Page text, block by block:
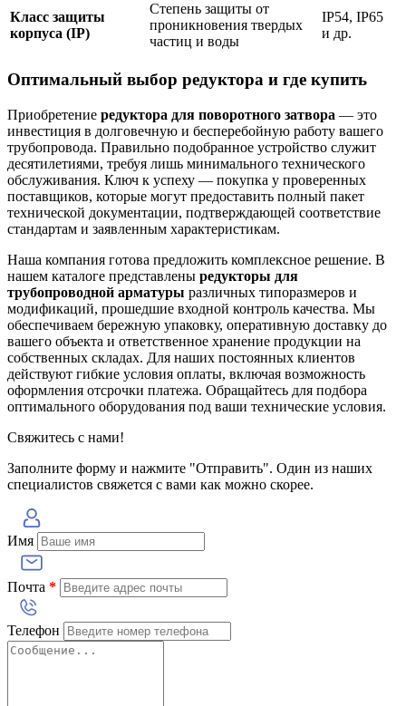
Класс защиты
корпуса (IP)
Степень защиты от
проникновения твердых
частиц и воды
IP54, IP65
и др.
Оптимальный выбор редуктора и где купить
Приобретение редуктора для поворотного затвора — это
инвестиция в долговечную и бесперебойную работу вашего
трубопровода. Правильно подобранное устройство служит
десятилетиями, требуя лишь минимального технического
обслуживания. Ключ к успеху — покупка у проверенных
поставщиков, которые могут предоставить полный пакет
технической документации, подтверждающей соответствие
стандартам и заявленным характеристикам.
Наша компания готова предложить комплексное решение. В
нашем каталоге представлены редукторы для
трубопроводной арматуры различных типоразмеров и
модификаций, прошедшие входной контроль качества. Мы
обеспечиваем бережную упаковку, оперативную доставку до
вашего объекта и ответственное хранение продукции на
собственных складах. Для наших постоянных клиентов
действуют гибкие условия оплаты, включая возможность
оформления отсрочки платежа. Обращайтесь для подбора
оптимального оборудования под ваши технические условия.
Свяжитесь с нами!
Заполните форму и нажмите "Отправить". Один из наших
специалистов свяжется с вами как можно скорее.
Имя
Почта *
Телефон